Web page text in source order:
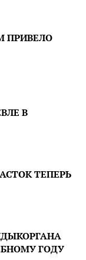
ПРИВЕЛО
В
ТЕПЕРЬ
ГОДУ